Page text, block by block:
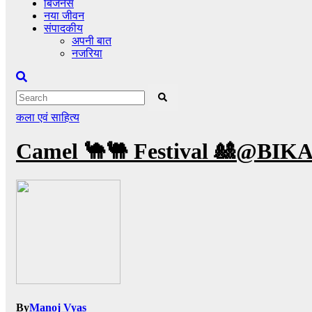
बिजनेस
नया जीवन
संपादकीय
अपनी बात
नजरिया
कला एवं साहित्य
Camel 🐪🐫 Festival
ByManoj Vyas